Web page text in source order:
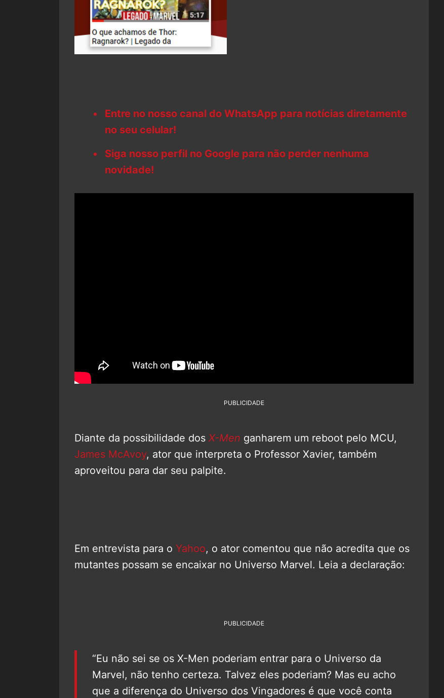
Entre no nosso canal do WhatsApp para notícias diretamente
no seu celular!
Siga nosso perfil no Google para não perder nenhuma
novidade!
PUBLICIDADE
Diante da possibilidade dos X-Men ganharem um reboot pelo MCU,
James McAvoy, ator que interpreta o Professor Xavier, também
aproveitou para dar seu palpite.
Em entrevista para o Yahoo, o ator comentou que não acredita que os
mutantes possam se encaixar no Universo Marvel. Leia a declaração:
PUBLICIDADE
“Eu não sei se os X-Men poderiam entrar para o Universo da
Marvel, não tenho certeza. Talvez eles poderiam? Mas eu acho
que a diferença do Universo dos Vingadores é que você conta